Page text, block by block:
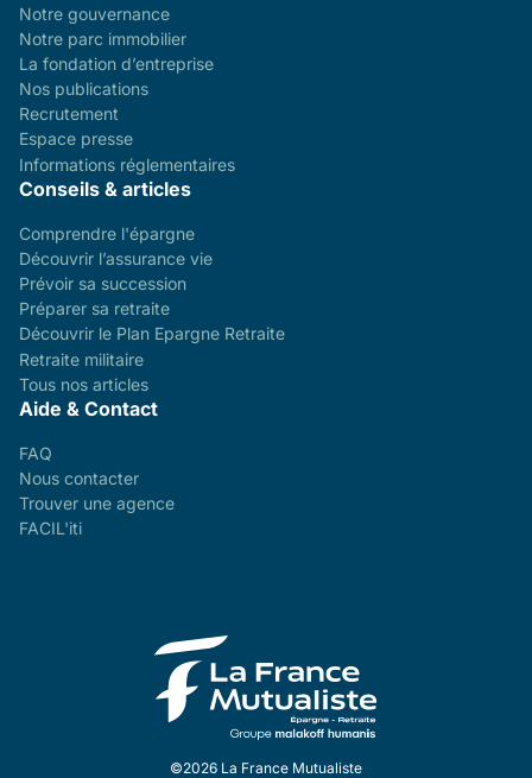
Notre gouvernance
Notre parc immobilier
La fondation d’entreprise
Nos publications
Recrutement
Espace presse
Informations réglementaires
Conseils & articles
Comprendre l'épargne
Découvrir l’assurance vie
Prévoir sa succession
Préparer sa retraite
Découvrir le Plan Epargne Retraite
Retraite militaire
Tous nos articles
Aide & Contact
FAQ
Nous contacter
Trouver une agence
FACIL'iti
©2026 La France Mutualiste